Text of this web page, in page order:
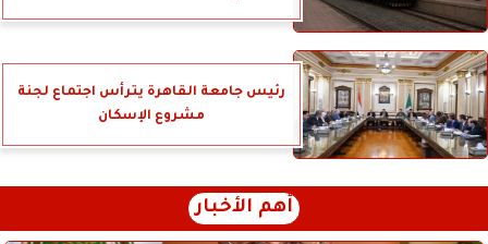
رئيس جامعة القاهرة يترأس اجتماع لجنة
مشروع الإسكان
أهم الأخبار